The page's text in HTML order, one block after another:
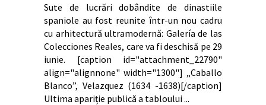
Sute de lucrări dobândite de dinastiile
spaniole au fost reunite într-un nou cadru
cu arhitectură ultramodernă: Galería de las
Colecciones Reales, care va fi deschisă pe 29
iunie. [caption id="attachment_22790"
align="alignnone" width="1300"] „Caballo
Blanco”, Velazquez (1634 -1638)[/caption]
Ultima apariție publică a tabloului